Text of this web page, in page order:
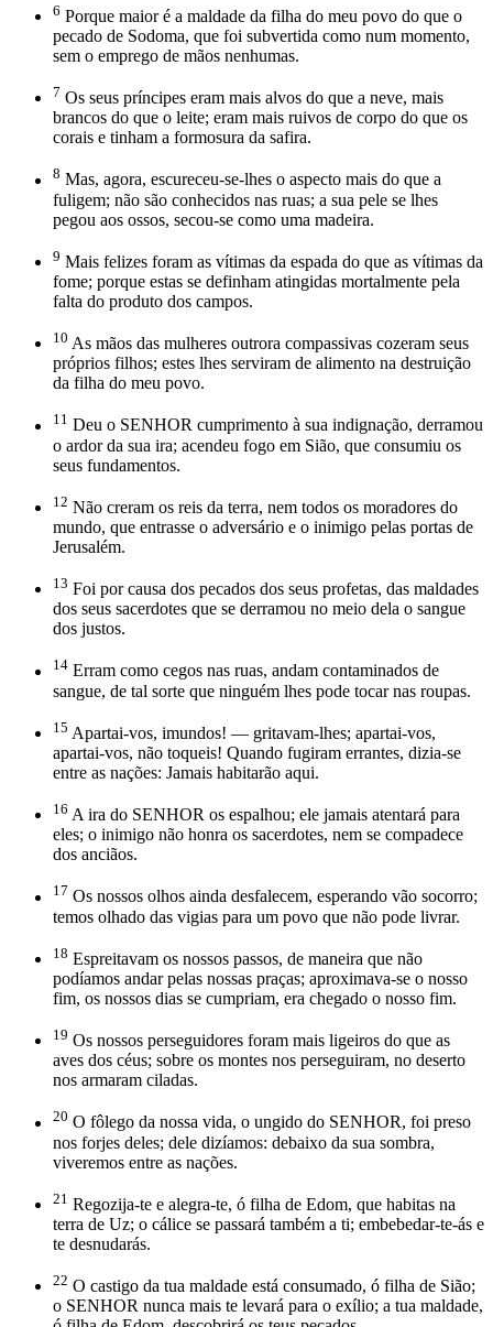
6 Porque maior é a maldade da filha do meu povo do que o
pecado de Sodoma, que foi subvertida como num momento,
sem o emprego de mãos nenhumas.
7 Os seus príncipes eram mais alvos do que a neve, mais
brancos do que o leite; eram mais ruivos de corpo do que os
corais e tinham a formosura da safira.
8 Mas, agora, escureceu-se-lhes o aspecto mais do que a
fuligem; não são conhecidos nas ruas; a sua pele se lhes
pegou aos ossos, secou-se como uma madeira.
9 Mais felizes foram as vítimas da espada do que as vítimas da
fome; porque estas se definham atingidas mortalmente pela
falta do produto dos campos.
10 As mãos das mulheres outrora compassivas cozeram seus
próprios filhos; estes lhes serviram de alimento na destruição
da filha do meu povo.
11 Deu o SENHOR cumprimento à sua indignação, derramou
o ardor da sua ira; acendeu fogo em Sião, que consumiu os
seus fundamentos.
12 Não creram os reis da terra, nem todos os moradores do
mundo, que entrasse o adversário e o inimigo pelas portas de
Jerusalém.
13 Foi por causa dos pecados dos seus profetas, das maldades
dos seus sacerdotes que se derramou no meio dela o sangue
dos justos.
14 Erram como cegos nas ruas, andam contaminados de
sangue, de tal sorte que ninguém lhes pode tocar nas roupas.
15 Apartai-vos, imundos! — gritavam-lhes; apartai-vos,
apartai-vos, não toqueis! Quando fugiram errantes, dizia-se
entre as nações: Jamais habitarão aqui.
16 A ira do SENHOR os espalhou; ele jamais atentará para
eles; o inimigo não honra os sacerdotes, nem se compadece
dos anciãos.
17 Os nossos olhos ainda desfalecem, esperando vão socorro;
temos olhado das vigias para um povo que não pode livrar.
18 Espreitavam os nossos passos, de maneira que não
podíamos andar pelas nossas praças; aproximava-se o nosso
fim, os nossos dias se cumpriam, era chegado o nosso fim.
19 Os nossos perseguidores foram mais ligeiros do que as
aves dos céus; sobre os montes nos perseguiram, no deserto
nos armaram ciladas.
20 O fôlego da nossa vida, o ungido do SENHOR, foi preso
nos forjes deles; dele dizíamos: debaixo da sua sombra,
viveremos entre as nações.
21 Regozija-te e alegra-te, ó filha de Edom, que habitas na
terra de Uz; o cálice se passará também a ti; embebedar-te-ás e
te desnudarás.
22 O castigo da tua maldade está consumado, ó filha de Sião;
o SENHOR nunca mais te levará para o exílio; a tua maldade,